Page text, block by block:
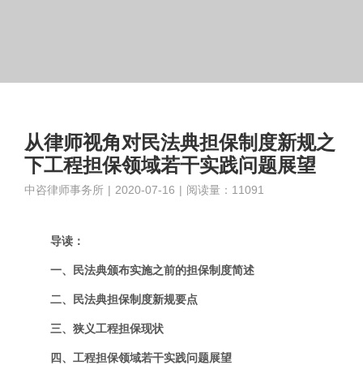
从律师视角对民法典担保制度新规之
下工程担保领域若干实践问题展望
中咨律师事务所 | 2020-07-16 | 阅读量：11091
导读：
一、民法典颁布实施之前的担保制度简述
二、民法典担保制度新规要点
三、狭义工程担保现状
四、工程担保领域若干实践问题展望